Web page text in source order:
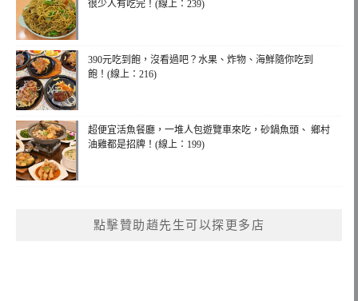
很少人有吃完！(線上：239)
390元吃到飽，沒看過吧？水果、炸物、海鮮隨你吃到
飽！(線上：216)
超便宜活魚餐廳，一堆人包遊覽車來吃，砂鍋魚頭、 鄉村
油雞都是招牌！(線上：199)
點擊贊助趙先生可以探更多店